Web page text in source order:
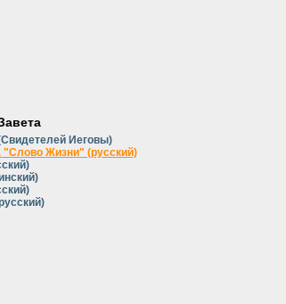
Иеговы)
"Слово Жизни" (русский)